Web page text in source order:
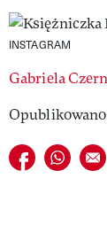
VIVA!PEOPLE
INSTAGRAM
Gabriela
Udostępnij na
E-